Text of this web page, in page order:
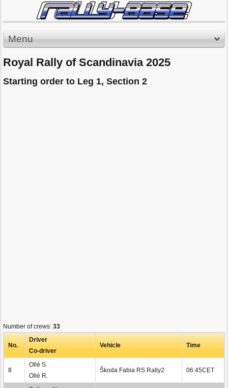
Menu
Royal Rally of Scandinavia 2025
Starting order to Leg 1, Section 2
Number of crews: 33
No.
Driver
Co-driver
Vehicle Time
8
Ollé S.
Ollé R.
Škoda Fabia RS Rally2 06:45CET